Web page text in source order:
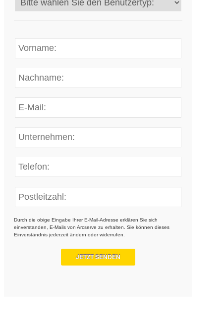
Durch die obige Eingabe Ihrer E-Mail-Adresse erklären Sie sich
einverstanden, E-Mails von Arcserve zu erhalten. Sie können dieses
Einverständnis jederzeit ändern oder widerrufen.
JETZT SENDEN